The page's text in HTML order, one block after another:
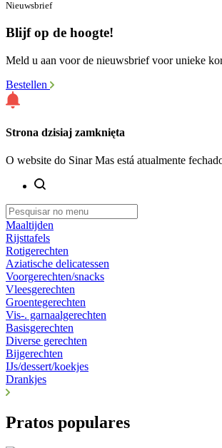
Nieuwsbrief
Blijf op de hoogte!
Meld u aan voor de nieuwsbrief voor unieke
Bestellen
Strona dzisiaj zamknięta
O website do Sinar Mas está atualmente
Maaltijden
Rijsttafels
Rotigerechten
Aziatische delicatessen
Voorgerechten/snacks
Vleesgerechten
Groentegerechten
Vis-. garnaalgerechten
Basisgerechten
Diverse gerechten
Bijgerechten
IJs/dessert/koekjes
Drankjes
Pratos populares